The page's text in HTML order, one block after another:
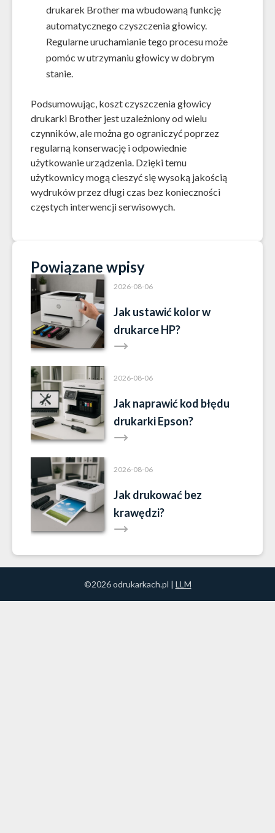
drukarek Brother ma wbudowaną funkcję
automatycznego czyszczenia głowicy.
Regularne uruchamianie tego procesu może
pomóc w utrzymaniu głowicy w dobrym
stanie.
Podsumowując, koszt czyszczenia głowicy
drukarki Brother jest uzależniony od wielu
czynników, ale można go ograniczyć poprzez
regularną konserwację i odpowiednie
użytkowanie urządzenia. Dzięki temu
użytkownicy mogą cieszyć się wysoką jakością
wydruków przez długi czas bez konieczności
częstych interwencji serwisowych.
Powiązane wpisy
2026-08-06
Jak ustawić kolor w
drukarce HP?
2026-08-06
Jak naprawić kod błędu
drukarki Epson?
2026-08-06
Jak drukować bez
krawędzi?
©2026 odrukarkach.pl | LLM